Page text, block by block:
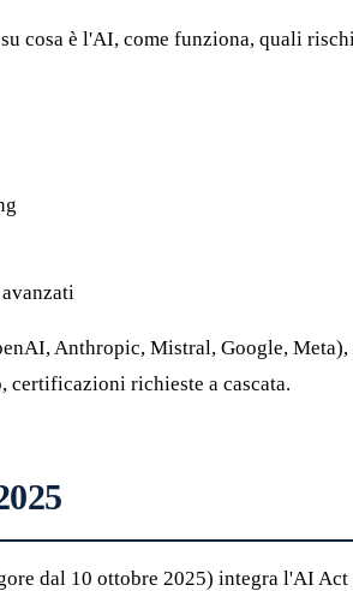
cosa è l'AI, come funziona, quali
Anthropic, Mistral, Google,
certificazioni richieste a cascata.
dal 10 ottobre 2025) integra l'AI